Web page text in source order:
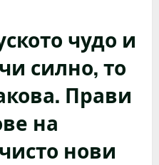
чудо и
силно, то
Прави
на
нови